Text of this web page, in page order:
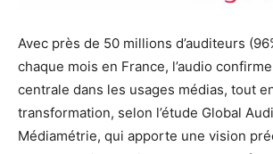
Avec près de 50 millions d’auditeurs
chaque mois en France, l’audio
centrale dans les usages médias, tout
transformation, selon l’étude Global
Médiamétrie, qui apporte une vision